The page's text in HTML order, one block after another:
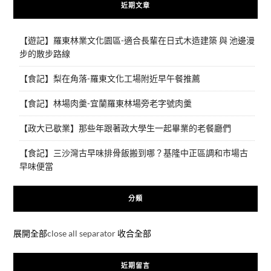
近期文章
【遊記】羅東林業文化園區-適合長輩在日式木造建築 與 池邊漫
步的散步路線
【食記】梨在角落-羅東文化工場附近早午餐推薦
【食記】林場肉羹-宜蘭羅東林場旁老字號肉羹
【政大已歇業】那些年跟著政大學生一起畢業的老餐廳們
【食記】三沙灣古早味排骨飯搬到哪？基隆中正區調和市場古
早味便當
分類
展開全部close all separator 收合全部
近期留言